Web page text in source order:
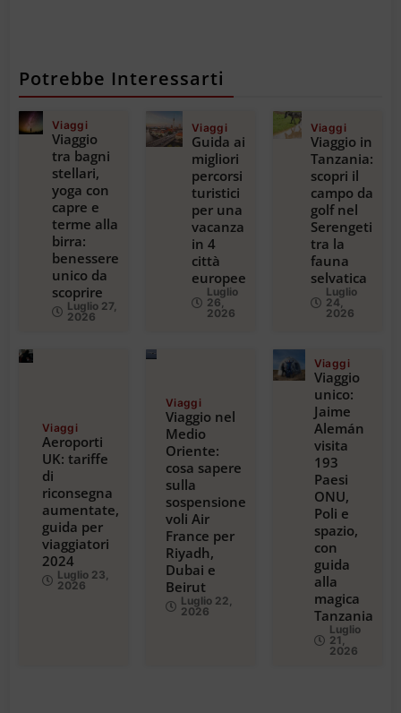
Potrebbe Interessarti
Viaggi
Viaggio
tra bagni
stellari,
yoga con
capre e
terme alla
birra:
benessere
unico da
scoprire
Luglio 27,
2026
Viaggi
Guida ai
migliori
percorsi
turistici
per una
vacanza
in 4
città
europee
Luglio
26,
2026
Viaggi
Viaggio in
Tanzania:
scopri il
campo da
golf nel
Serengeti
tra la
fauna
selvatica
Luglio
24,
2026
Viaggi
Aeroporti
UK: tariffe
di
riconsegna
aumentate,
guida per
viaggiatori
2024
Luglio 23,
2026
Viaggi
Viaggio nel
Medio
Oriente:
cosa sapere
sulla
sospensione
voli Air
France per
Riyadh,
Dubai e
Beirut
Luglio 22,
2026
Viaggi
Viaggio
unico:
Jaime
Alemán
visita
193
Paesi
ONU,
Poli e
spazio,
con
guida
alla
magica
Tanzania
Luglio
21,
2026